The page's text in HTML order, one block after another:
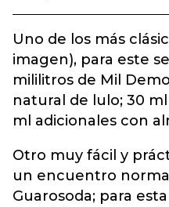
Uno de los más
imagen), para este
mililitros de Mil
natural de lulo; 30
ml adicionales con
Otro muy fácil y
un encuentro
Guarosoda; para